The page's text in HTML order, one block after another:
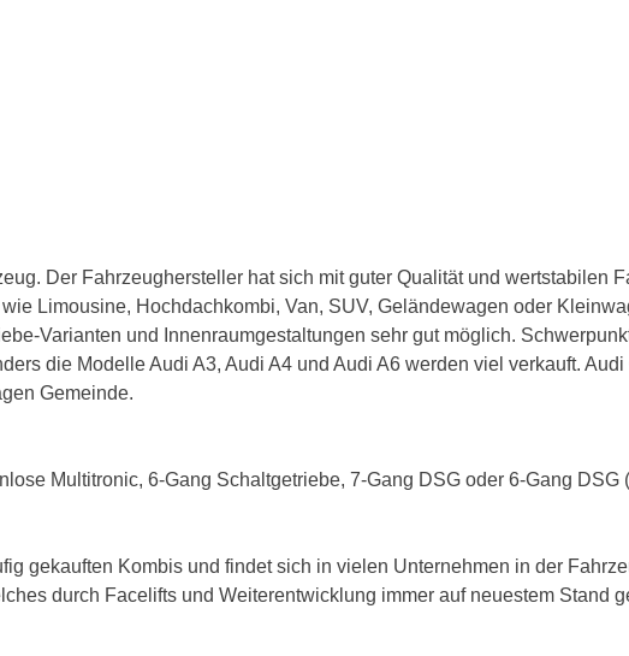
Der Fahrzeughersteller hat sich mit guter Qualität und wertstabilen
Limousine, Hochdachkombi, Van, SUV, Geländewagen oder
Varianten und Innenraumgestaltungen sehr gut möglich.
die Modelle Audi A3, Audi A4 und Audi A6 werden viel verkauft.
Gemeinde.
Multitronic, 6-Gang Schaltgetriebe, 7-Gang DSG oder 6-Gang DSG
gekauften Kombis und findet sich in vielen Unternehmen in der
durch Facelifts und Weiterentwicklung immer auf neuestem Stand